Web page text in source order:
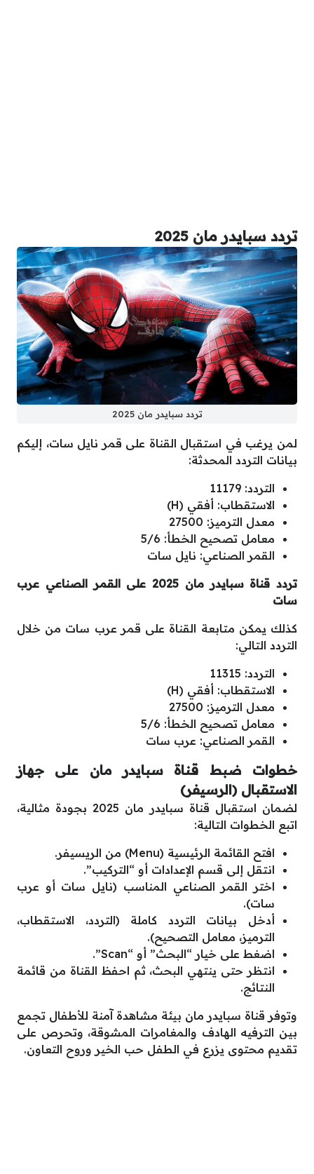
تردد سبايدر مان 2025
تردد سبايدر مان 2025
لمن يرغب في استقبال القناة على قمر نايل سات، إليكم
بيانات التردد المحدثة:
التردد: 11179
الاستقطاب: أفقي (H)
معدل الترميز: 27500
معامل تصحيح الخطأ: 5/6
القمر الصناعي: نايل سات
تردد قناة سبايدر مان 2025 على القمر الصناعي عرب
سات
كذلك يمكن متابعة القناة على قمر عرب سات من خلال
التردد التالي:
التردد: 11315
الاستقطاب: أفقي (H)
معدل الترميز: 27500
معامل تصحيح الخطأ: 5/6
القمر الصناعي: عرب سات
خطوات ضبط قناة سبايدر مان على جهاز
الاستقبال (الرسيفر)
لضمان استقبال قناة سبايدر مان 2025 بجودة مثالية،
اتبع الخطوات التالية:
افتح القائمة الرئيسية (Menu) من الريسيفر.
انتقل إلى قسم الإعدادات أو “التركيب”.
اختر القمر الصناعي المناسب (نايل سات أو عرب
سات).
أدخل بيانات التردد كاملة (التردد، الاستقطاب،
الترميز، معامل التصحيح).
اضغط على خيار “البحث” أو “Scan”.
انتظر حتى ينتهي البحث، ثم احفظ القناة من قائمة
النتائج.
وتوفر قناة سبايدر مان بيئة مشاهدة آمنة للأطفال تجمع
بين الترفيه الهادف والمغامرات المشوقة، وتحرص على
تقديم محتوى يزرع في الطفل حب الخير وروح التعاون.